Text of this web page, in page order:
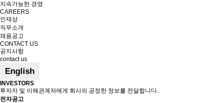
지속가능한 경영
CAREERS
인재상
직무소개
채용공고
CONTACT US
공지사항
contact us
English
INVESTORS
투자자 및 이해관계자에게 회사의 공정한 정보를 전달합니다.
전자공고